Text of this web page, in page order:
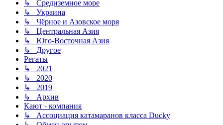
↳ Средиземное море
↳ Украина
↳ Чёрное и Азовское моря
↳ Центральная Азия
↳ Юго-Восточная Азия
↳ Другое
Регаты
↳ 2021
↳ 2020
↳ 2019
↳ Архив
Кают - компания
↳ Ассоциация катамаранов класса Ducky